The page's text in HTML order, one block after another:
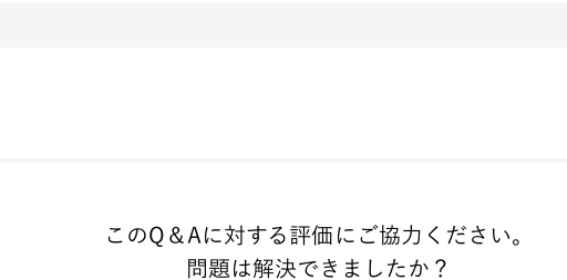
このQ＆Aに対する評価に ご協力ください。
問題は解決できましたか？